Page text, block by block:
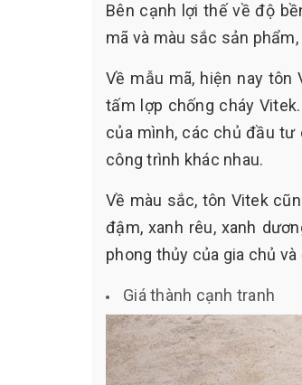
Bên cạnh lợi thế về độ
mã và màu sắc sản
Về mẫu mã, hiện nay
tấm lợp chống cháy
của mình, các chủ đầu
công trình khác nhau.
Về màu sắc, tôn Vitek
đậm, xanh rêu, xanh
phong thủy của gia chủ
Giá thành cạnh tranh